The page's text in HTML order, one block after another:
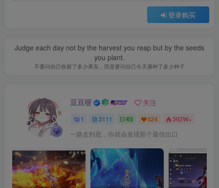
登录购买
Judge each day not by the harvest you reap but by the seeds
you plant.
不要问自己收获了多少果实，而是要问自己今天播种了多少种子
豆豆呀 关注
1 3111 65 524 392W+
一路走到底，你就会发现那个最佳出口